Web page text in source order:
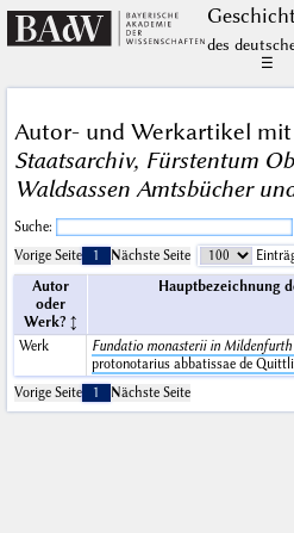
des
☰
Autor- und Werkartikel mit
Staatsarchiv, Fürstentum
Waldsassen Amtsbücher
Suche:
Vorige Seite
1 Nächste Seite
Autor
oder
Werk?
Hauptbezeichnung
Werk Fundatio monasterii in Mildenfurth
protonotarius abbatissae de
Vorige Seite
1 Nächste Seite